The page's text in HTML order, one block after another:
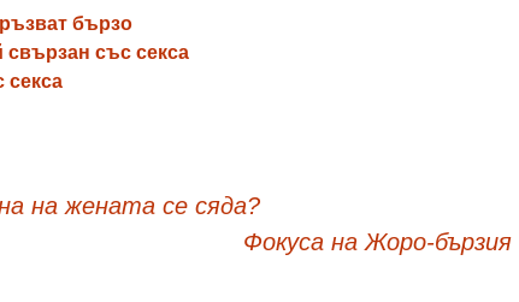
бързо
свързан със секса
секса
на жената се сяда?
Фокуса на Жоро-бързия